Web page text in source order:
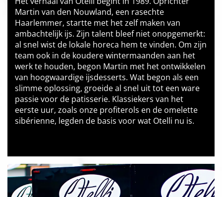
Martin van den Nouwland, een rasechte
Haarlemmer, startte met het zelf maken van
ambachtelijk ijs. Zijn talent bleef niet onopgemerkt:
al snel wist de lokale horeca hem te vinden. Om zijn
team ook in de koudere wintermaanden aan het
werk te houden, begon Martin met het ontwikkelen
van hoogwaardige ijsdesserts. Wat begon als een
slimme oplossing, groeide al snel uit tot een ware
passie voor de patisserie. Klassiekers van het
eerste uur, zoals onze profiterols en de omelette
sibérienne, legden de basis voor wat Otelli nu is.